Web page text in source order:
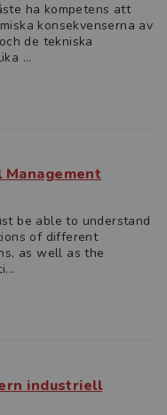
ha kompetens att
konsekvenserna av
de tekniska
...
be able to understand
of different
as well as the
industriell